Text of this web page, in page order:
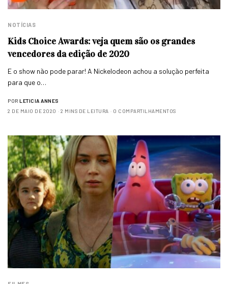
NOTÍCIAS
Kids Choice Awards: veja quem são os grandes
vencedores da edição de 2020
E o show não pode parar! A Nickelodeon achou a solução perfeita
para que o…
POR LETICIA ANNES
2 DE MAIO DE 2020
2 MINS DE LEITURA 0 COMPARTILHAMENTOS